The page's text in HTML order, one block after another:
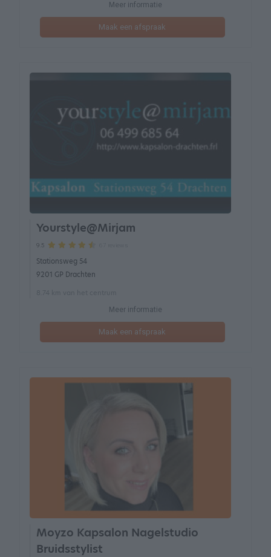
Meer informatie
Maak een afspraak
Yourstyle@Mirjam
9.5
Stationsweg 54
9201 GP Drachten
Meer informatie
Maak een afspraak
Moyzo Kapsalon Nagelstudio
Bruidsstylist